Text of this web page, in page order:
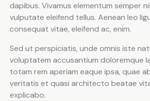
dapibus. Vivamus elementum semper
vulputate eleifend tellus. Aenean leo
consequat vitae, eleifend ac, enim.
Sed ut perspiciatis, unde omnis iste
voluptatem accusantium doloremque
totam rem aperiam eaque ipsa, quae
veritatis et quasi architecto beatae
explicabo.